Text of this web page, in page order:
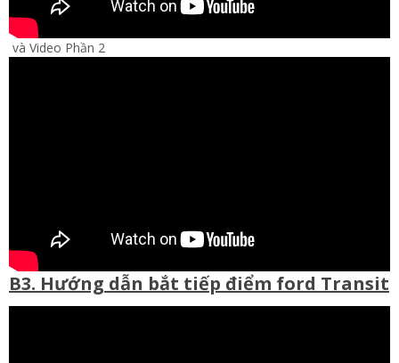
và Video Phần 2
B3. Hướng dẫn bắt tiếp điểm ford Transit